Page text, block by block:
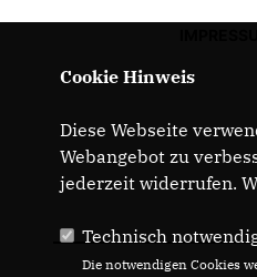
Cookie Hinweis
Diese Webseite
Webangebot zu
jederzeit widerrufen.
Technisch
Die notwendigen Cookies